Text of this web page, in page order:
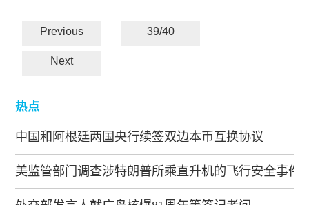
Previous 39/40
Next
热点
中国和阿根廷两国央行续签双边本币互换协议
美监管部门调查涉特朗普所乘直升机的飞行安全事件